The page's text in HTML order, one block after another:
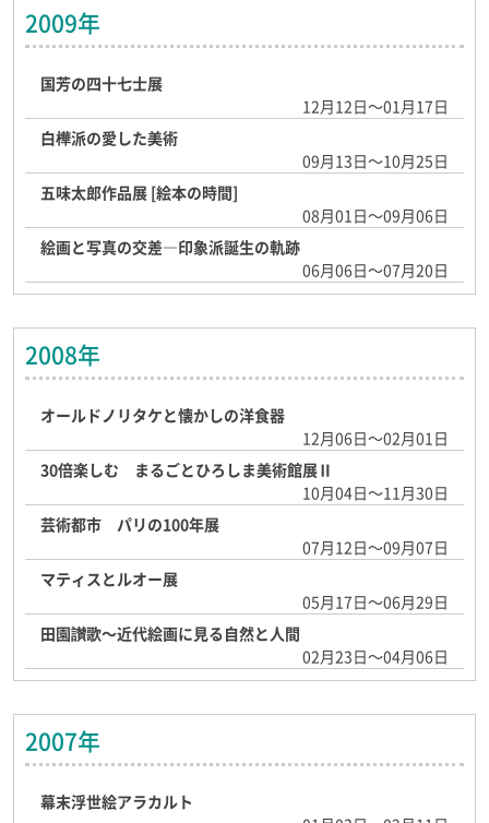
2009年
国芳の四十七士展
12月12日～01月17日
白樺派の愛した美術
09月13日～10月25日
五味太郎作品展 [絵本の時間]
08月01日～09月06日
絵画と写真の交差―印象派誕生の軌跡
06月06日～07月20日
2008年
オールドノリタケと懐かしの洋食器
12月06日～02月01日
30倍楽しむ まるごとひろしま美術館展Ⅱ
10月04日～11月30日
芸術都市 パリの100年展
07月12日～09月07日
マティスとルオー展
05月17日～06月29日
田園讃歌～近代絵画に見る自然と人間
02月23日～04月06日
2007年
幕末浮世絵アラカルト